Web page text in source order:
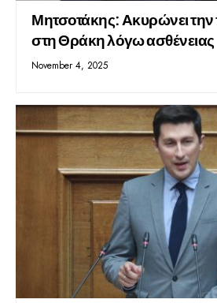
Μητσοτάκης: Ακυρώνει την
στη Θράκη λόγω ασθένειας
November 4, 2025